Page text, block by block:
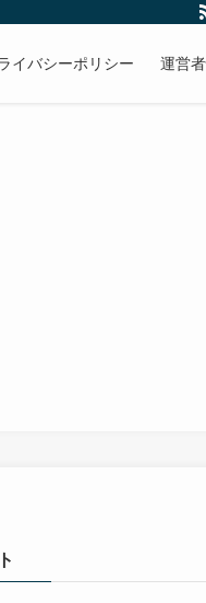
ていくことを目的（目標）と
イバシーポリシー 運営